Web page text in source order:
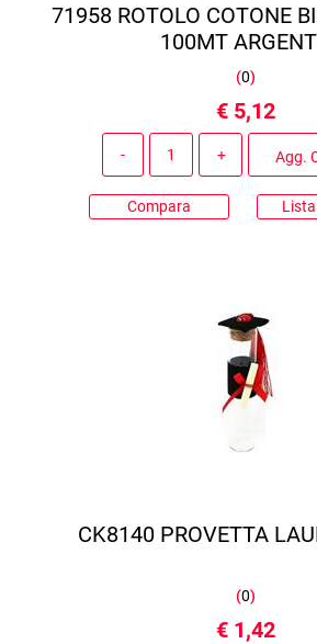
71958 ROTOLO COTONE
100MT
(0)
€ 5,12
Agg.
Compara
CK8140 PROVETTA
(0)
€ 1,42